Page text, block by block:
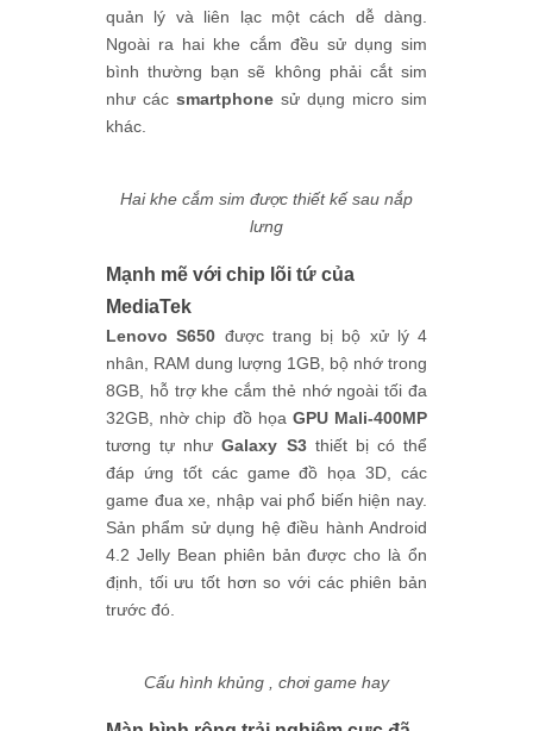
quản lý và liên lạc một cách dễ dàng.
Ngoài ra hai khe cắm đều sử dụng sim
bình thường bạn sẽ không phải cắt sim
như các smartphone sử dụng micro sim
khác.
Hai khe cắm sim được thiết kế sau nắp
lưng
Mạnh mẽ với chip lõi tứ của
MediaTek
Lenovo S650 được trang bị bộ xử lý 4
nhân, RAM dung lượng 1GB, bộ nhớ trong
8GB, hỗ trợ khe cắm thẻ nhớ ngoài tối đa
32GB, nhờ chip đồ họa GPU Mali-400MP
tương tự nhưGalaxy S3thiết bị có thể
đáp ứng tốt các game đồ họa 3D, các
game đua xe, nhập vai phổ biến hiện nay.
Sản phẩm sử dụng hệ điều hành Android
4.2 Jelly Bean phiên bản được cho là ổn
định, tối ưu tốt hơn so với các phiên bản
trước đó.
Cấu hình khủng , chơi game hay